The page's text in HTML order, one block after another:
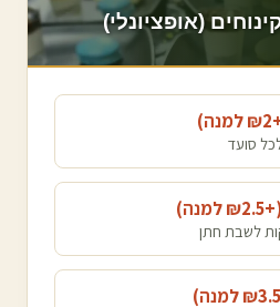
(אופציונלי)
2 למנה)
סועד
2.5 למנה)
לשבת חתן
3.5 למנה)